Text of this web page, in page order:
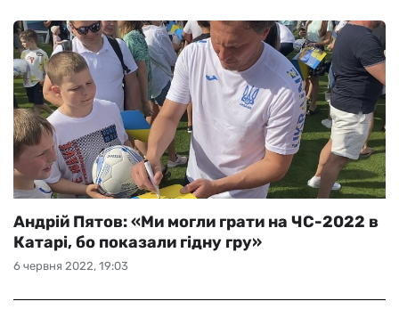
6 червня 2022, 19:03
Андрій Пятов: «Ми могли грати на ЧС-2022 в
Катарі, бо показали гідну гру»